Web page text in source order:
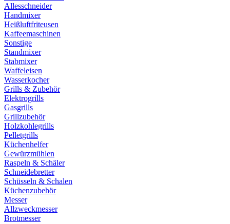
Allesschneider
Handmixer
Heißluftfriteusen
Kaffeemaschinen
Sonstige
Standmixer
Stabmixer
Waffeleisen
Wasserkocher
Grills & Zubehör
Elektrogrills
Gasgrills
Grillzubehör
Holzkohlegrills
Pelletgrills
Küchenhelfer
Gewürzmühlen
Raspeln & Schäler
Schneidebretter
Schüsseln & Schalen
Küchenzubehör
Messer
Allzweckmesser
Brotmesser